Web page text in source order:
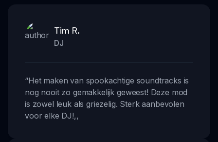
Tim R.
DJ
“Het maken van spookachtige soundtracks is
nog nooit zo gemakkelijk geweest! Deze mod
is zowel leuk als griezelig. Sterk aanbevolen
voor elke DJ!,,